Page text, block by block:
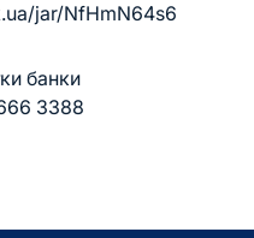
jar/NfHmN64s6
банки
3388